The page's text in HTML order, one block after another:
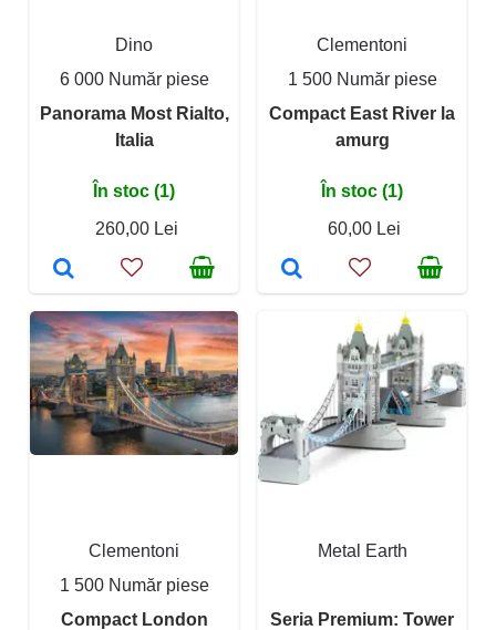
Dino
6 000 Număr piese
Panorama Most Rialto,
Italia
În stoc (1)
260,00 Lei
Clementoni
1 500 Număr piese
Compact East River la
amurg
În stoc (1)
60,00 Lei
Clementoni
1 500 Număr piese
Compact London
Metal Earth
Seria Premium: Tower